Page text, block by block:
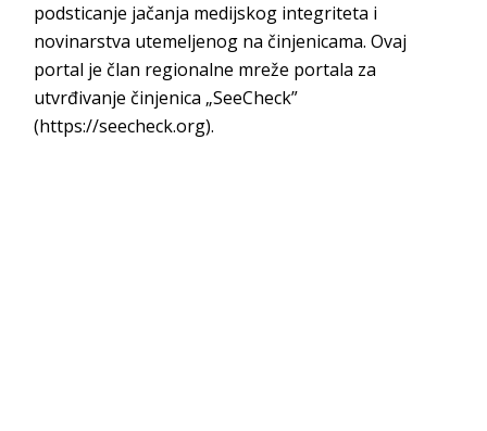
podsticanje jačanja medijskog integriteta i
novinarstva utemeljenog na činjenicama. Ovaj
portal je član regionalne mreže portala za
utvrđivanje činjenica „SeeCheck”
(https://seecheck.org).